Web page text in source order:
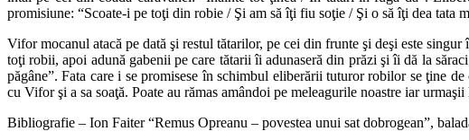
promisiune: “Scoate-i pe toţi din robie / Şi am să îţi fiu soţie / Şi o să îţi dea tata
Vifor mocanul atacă pe dată şi restul tătarilor, pe cei din frunte şi deşi este
toţi robii, apoi adună gabenii pe care tătarii îi adunaseră din prăzi şi îi dă la
păgâne”. Fata care i se promisese în schimbul eliberării tuturor robilor se ţine
cu Vifor şi a sa soaţă. Poate au rămas amândoi pe meleagurile noastre iar
Bibliografie – Ion Faiter “Remus Opreanu – povestea unui sat dobrogean”,